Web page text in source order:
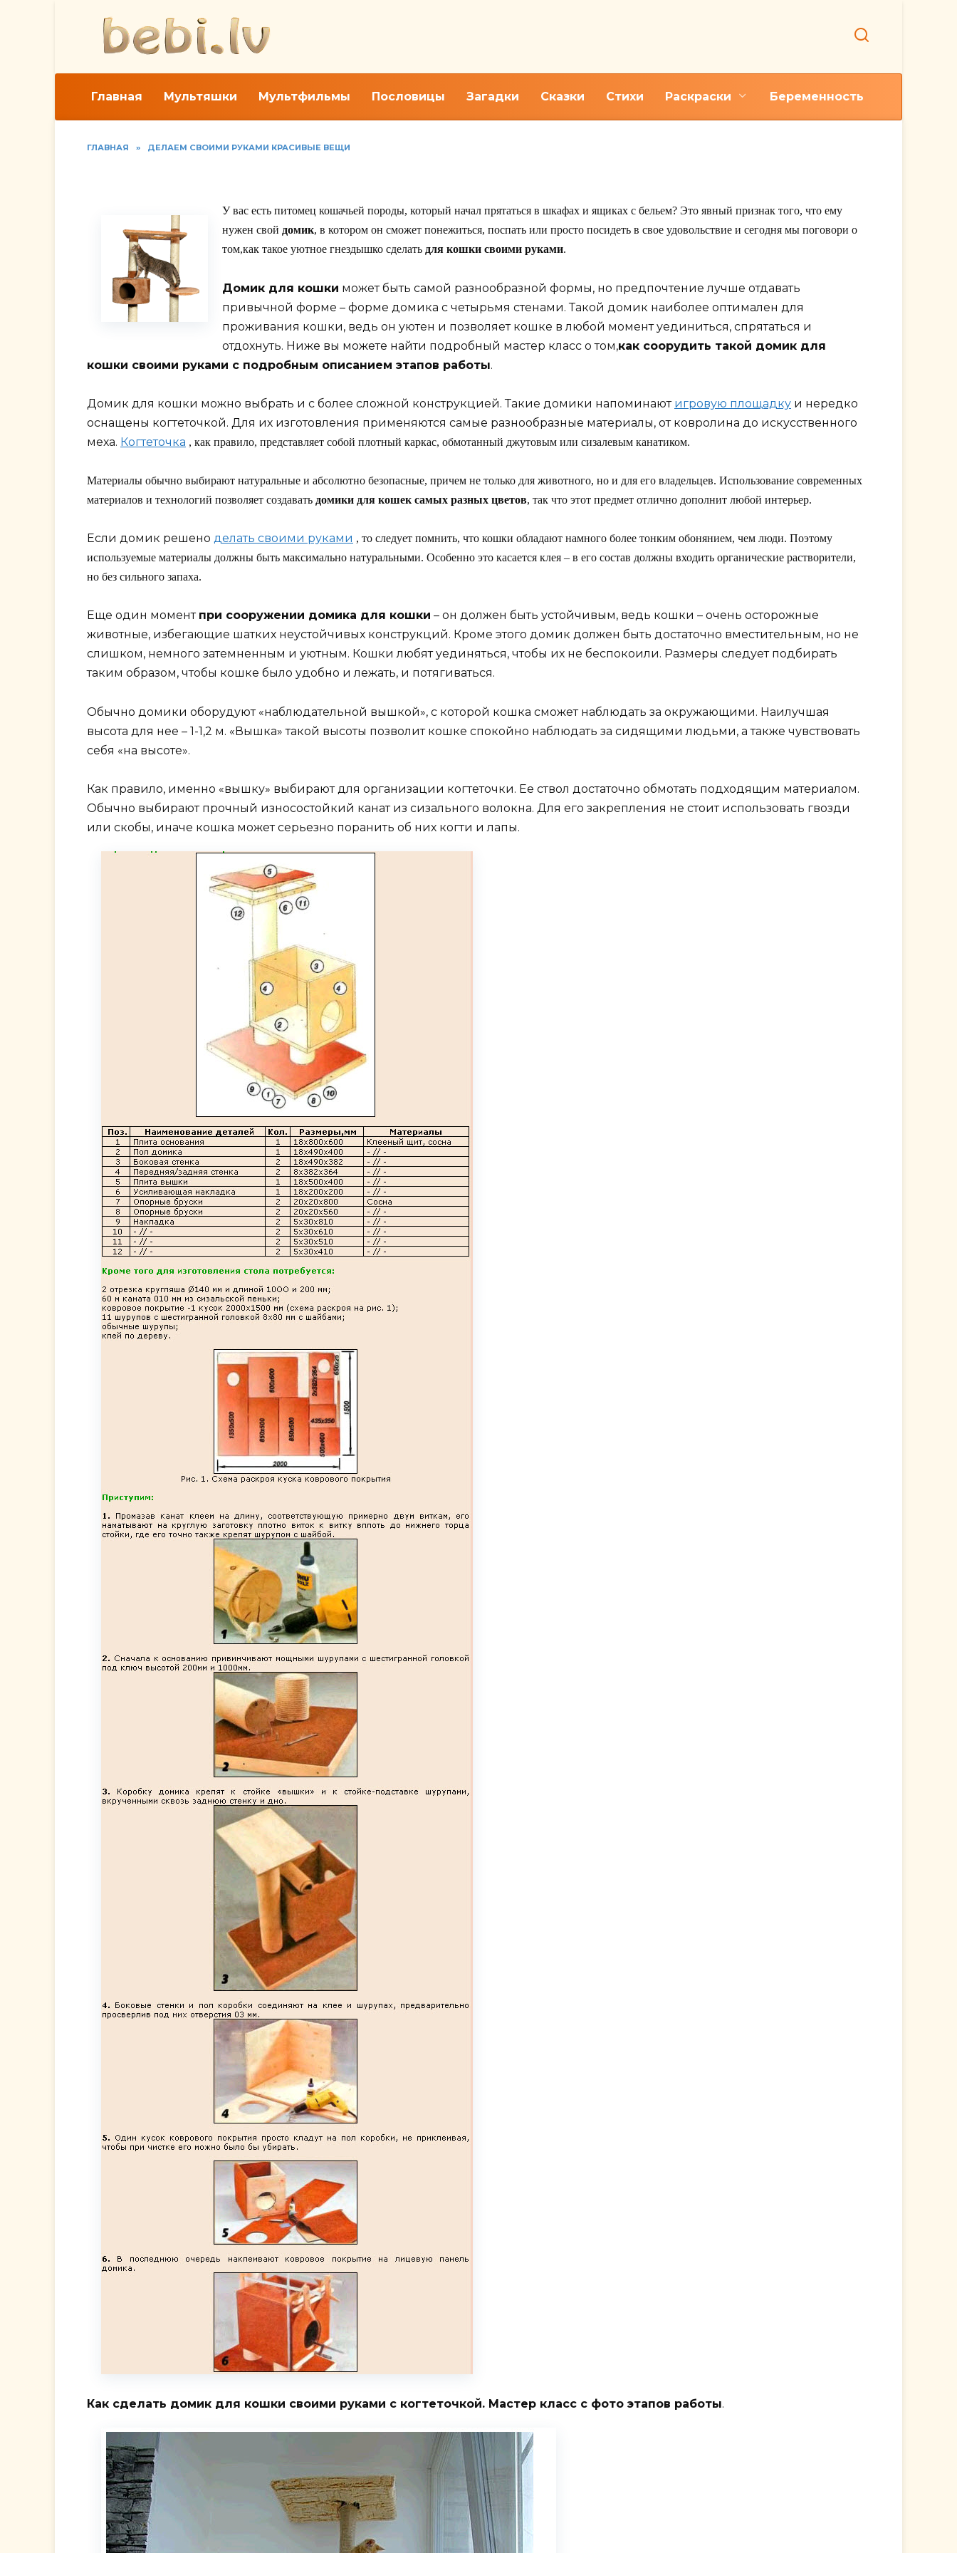
Главная Мультяшки Мультфильмы Пословицы Загадки Сказки Стихи Раскраски Беременность
ГЛАВНАЯ » ДЕЛАЕМ СВОИМИ РУКАМИ КРАСИВЫЕ ВЕЩИ
У вас есть питомец кошачьей породы, который начал прятаться в шкафах и ящиках с бельем? Это явный признак того, что ему
нужен свой домик, в котором он сможет понежиться, поспать или просто посидеть в свое удовольствие и сегодня мы поговори о
том,как такое уютное гнездышко сделать для кошки своими руками.
Домик для кошки может быть самой разнообразной формы, но предпочтение лучше отдавать
привычной форме – форме домика с четырьмя стенами. Такой домик наиболее оптимален для
проживания кошки, ведь он уютен и позволяет кошке в любой момент уединиться, спрятаться и
отдохнуть. Ниже вы можете найти подробный мастер класс о том,как соорудить такой домик для
кошки своими руками с подробным описанием этапов работы.
Домик для кошки можно выбрать и с более сложной конструкцией. Такие домики напоминают игровую площадку и нередко
оснащены когтеточкой. Для их изготовления применяются самые разнообразные материалы, от ковролина до искусственного
меха. Когтеточка , как правило, представляет собой плотный каркас, обмотанный джутовым или сизалевым канатиком.
Материалы обычно выбирают натуральные и абсолютно безопасные, причем не только для животного, но и для его владельцев. Использование современных
материалов и технологий позволяет создавать домики для кошек самых разных цветов, так что этот предмет отлично дополнит любой интерьер.
Если домик решено делать своими руками , то следует помнить, что кошки обладают намного более тонким обонянием, чем люди. Поэтому
используемые материалы должны быть максимально натуральными. Особенно это касается клея – в его состав должны входить органические растворители,
но без сильного запаха.
Еще один момент при сооружении домика для кошки – он должен быть устойчивым, ведь кошки – очень осторожные
животные, избегающие шатких неустойчивых конструкций. Кроме этого домик должен быть достаточно вместительным, но не
слишком, немного затемненным и уютным. Кошки любят уединяться, чтобы их не беспокоили. Размеры следует подбирать
таким образом, чтобы кошке было удобно и лежать, и потягиваться.
Обычно домики оборудуют «наблюдательной вышкой», с которой кошка сможет наблюдать за окружающими. Наилучшая
высота для нее – 1-1,2 м. «Вышка» такой высоты позволит кошке спокойно наблюдать за сидящими людьми, а также чувствовать
себя «на высоте».
Как правило, именно «вышку» выбирают для организации когтеточки. Ее ствол достаточно обмотать подходящим материалом.
Обычно выбирают прочный износостойкий канат из сизального волокна. Для его закрепления не стоит использовать гвозди
или скобы, иначе кошка может серьезно поранить об них когти и лапы.
Как сделать домик для кошки своими руками с когтеточкой. Мастер класс с фото этапов работы.